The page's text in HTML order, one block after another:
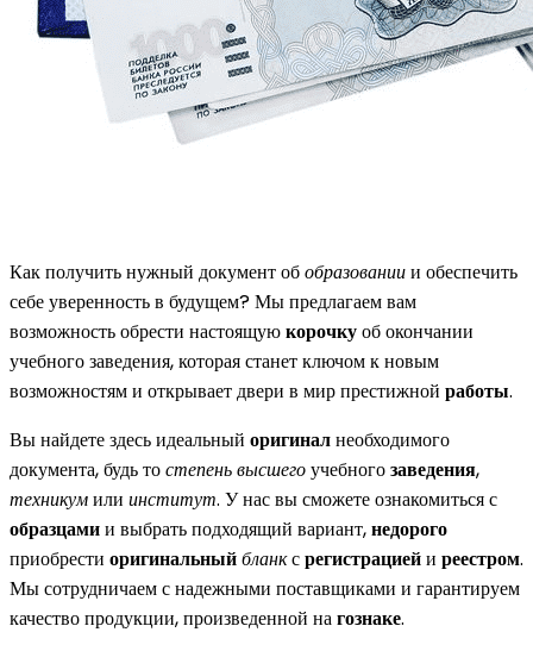
Как получить нужный документ обобразованиии обеспечить
себе уверенность в будущем? Мы предлагаем вам
возможность обрести настоящуюкорочкуоб окончании
учебного заведения, которая станет ключом к новым
возможностям и открывает двери в мир престижной работы.
Вы найдете здесь идеальный оригиналнеобходимого
документа, будь тостепеньвысшегоучебногозаведения,
техникумили институт. У нас вы сможете ознакомиться с
образцамии выбрать подходящий вариант,недорого
приобрести оригинальныйбланксрегистрациейи реестром.
Мы сотрудничаем с надежными поставщиками и гарантируем
качество продукции, произведенной нагознаке.